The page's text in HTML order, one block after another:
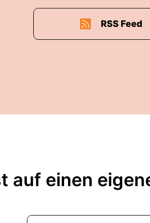
RSS Feed
auf einen